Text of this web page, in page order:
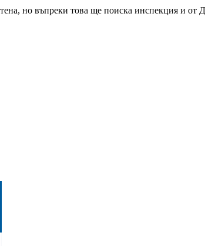
но въпреки това ще поиска инспекция и